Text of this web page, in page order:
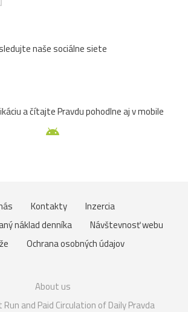
naše sociálne siete
a čítajte Pravdu pohodlne aj v mobile
Kontakty
Inzercia
náklad denníka
Návštevnosť webu
Ochrana osobných údajov
About us
and Paid Circulation of Daily Pravda